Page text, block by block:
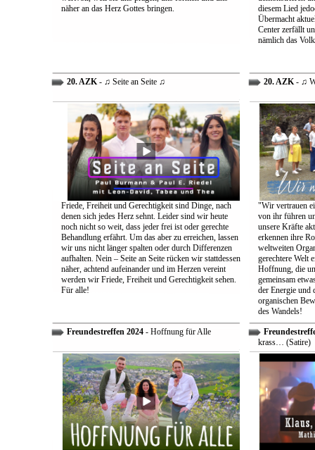
näher an das Herz Gottes bringen.
diesem Lied
Übermacht
Center zerfällt
nämlich das
20. AZK- ♫ Seite an Seite ♫
Friede, Freiheit und Gerechtigkeit sind Dinge, nach
denen sich jedes Herz sehnt. Leider sind wir heute
noch nicht so weit, dass jeder frei ist oder gerechte
Behandlung erfährt. Um das aber zu erreichen, lassen
wir uns nicht länger spalten oder durch Differenzen
aufhalten. Nein – Seite an Seite rücken wir stattdessen
näher, achtend aufeinander und im Herzen vereint
werden wir Friede, Freiheit und Gerechtigkeit sehen.
Für alle!
20. AZK- ♫
"Wir vertrauen
von ihr führen
unsere Kräfte
erkennen ihre
weltweiten
gerechtere Welt
Hoffnung, die
gemeinsam
der Energie und
organischen
des Wandels!
Freundestreffen 2024- Hoffnung für Alle
krass… (Satire)